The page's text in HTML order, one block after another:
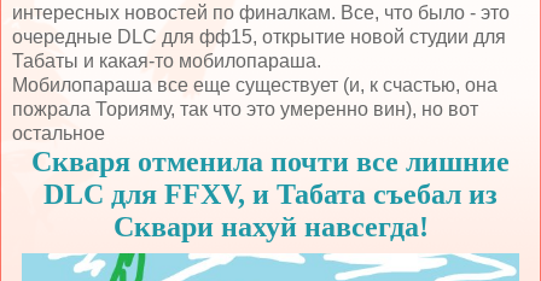
интересных новостей по финалкам. Все, что было - это
очередные DLC для фф15, открытие новой студии для
Табаты и какая-то мобилопараша.
Мобилопараша все еще существует (и, к счастью, она
пожрала Торияму, так что это умеренно вин), но вот
остальное
Скваря отменила почти все лишние
DLC для FFXV, и Табата съебал из
Сквари нахуй навсегда!